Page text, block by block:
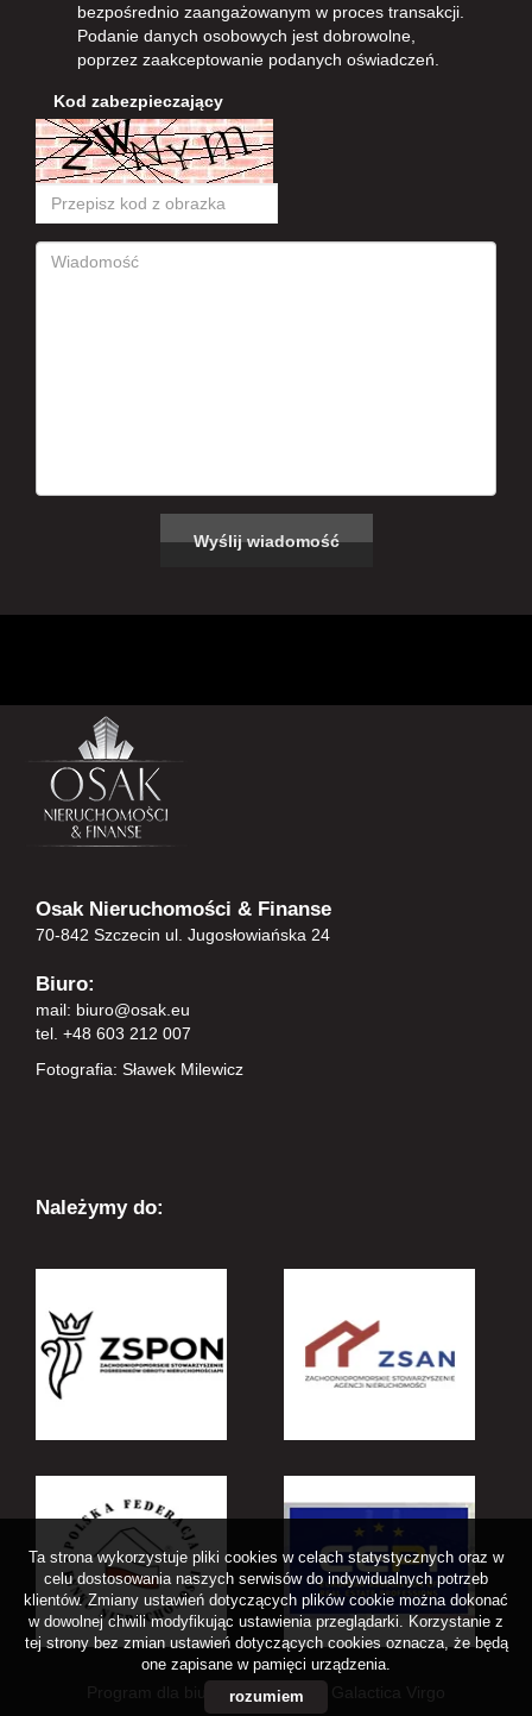
bezpośrednio zaangażowanym w proces transakcji.
Podanie danych osobowych jest dobrowolne,
poprzez zaakceptowanie podanych oświadczeń.
Kod zabezpieczający
Osak Nieruchomości & Finanse
70-842 Szczecin ul. Jugosłowiańska 24
Biuro:
mail: biuro@osak.eu
tel. +48 603 212 007
Fotografia: Sławek Milewicz
Należymy do:
Program dla biur nieruchomości
Ta strona wykorzystuje pliki cookies w celach statystycznych oraz w
celu dostosowania naszych serwisów do indywidualnych potrzeb
klientów. Zmiany ustawień dotyczących plików cookie można dokonać
w dowolnej chwili modyfikując ustawienia przeglądarki. Korzystanie z
tej strony bez zmian ustawień dotyczących cookies oznacza, że będą
one zapisane w pamięci urządzenia.
rozumiem